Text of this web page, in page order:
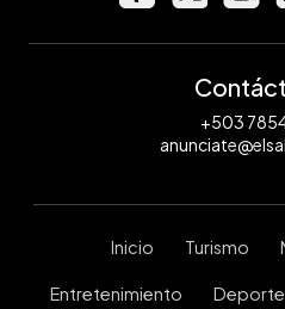
+503
Inicio Turismo
Entretenimiento